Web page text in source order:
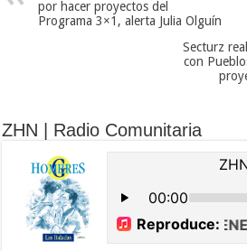
por hacer proyectos del
Programa 3×1, alerta Julia Olguín
Secturz
con
ZHN | Radio Comunitaria